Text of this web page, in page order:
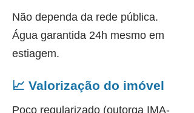
Não dependa da rede pública.
Água garantida 24h mesmo em
estiagem.
📈 Valorização do imóvel
Poço regularizado (outorga IMA-